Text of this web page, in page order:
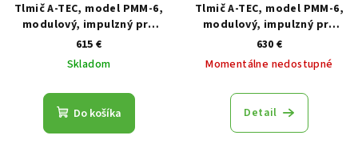
Tlmič A-TEC, model PMM-6,
modulový, impulzný pre
pištole, kaliber do 9mm,
na závit 1/2˝-28
615 €
Skladom
Do košíka
Tlmič A-TEC, model PMM-6,
modulový, impulzný pre
pištole, kaliber do 9mm,
na závit M12x0,7
630 €
Momentálne nedostupné
Detail